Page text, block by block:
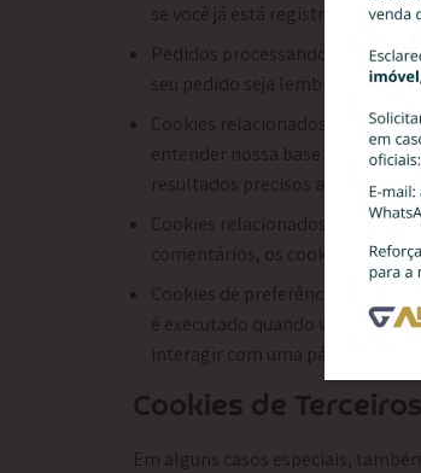
se você já está registrado e se
Pedidos processando cookies
seu pedido seja lembrado entre
Cookies relacionados a
entender nossa base de
resultados precisos após a
Cookies relacionados a
comentários, os cookies podem
Cookies de preferências do
é executado quando você o
interagir com uma página for
Cookies de Terceiros
Em alguns casos especiais,